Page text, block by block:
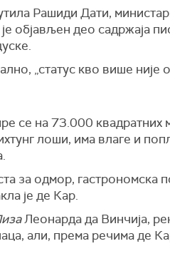
Рашиди Дати,
је објављен део садржаја
„статус кво више није
се на 73.000 квадратних
лоши, има влаге и
за одмор, гастрономска
је де Кар.
Леонарда да Винчија,
али, према речима де